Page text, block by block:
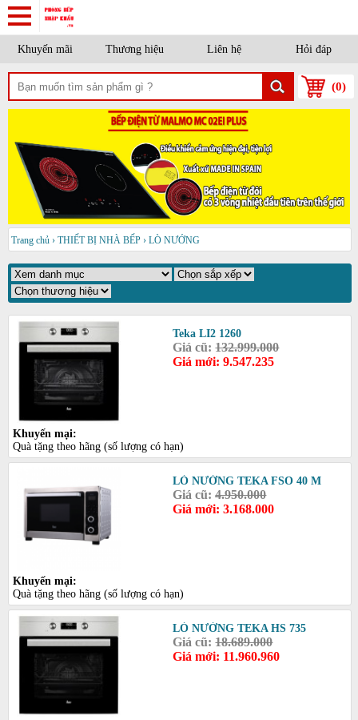
Khuyến mãi Thương hiệu Liên hệ Hỏi đáp
(0)
Trang chủ › THIẾT BỊ NHÀ BẾP › LÒ NƯỚNG
Teka LI2 1260
Giá cũ:132.999.000
Giá mới: 9.547.235
Khuyến mại:
Quà tặng theo hãng (số lượng có hạn)
LÒ NƯỚNG TEKA FSO 40 M
Giá cũ:4.950.000
Giá mới: 3.168.000
Khuyến mại:
Quà tặng theo hãng (số lượng có hạn)
LÒ NƯỚNG TEKA HS 735
Giá cũ:18.689.000
Giá mới: 11.960.960